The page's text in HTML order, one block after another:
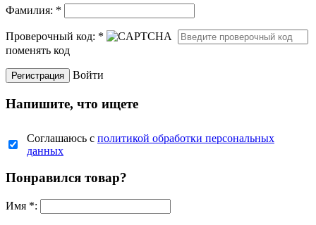
Фамилия: *
Проверочный код: *
поменять код
Войти
Напишите, что ищете
Соглашаюсь с политикой обработки персональных
данных
Понравился товар?
Имя *: